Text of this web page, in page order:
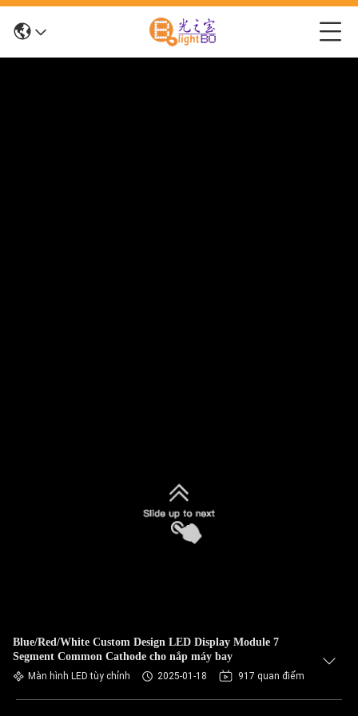
Blue/Red/White Custom Design LED Display Module 7
Segment Common Cathode cho nắp máy bay
Màn hình LED tùy chỉnh 2025-01-18 917 quan điểm